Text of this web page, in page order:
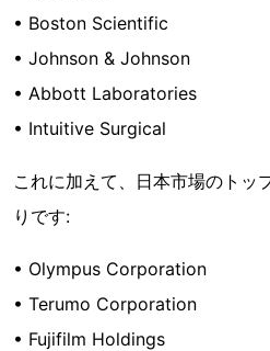
• Boston Scientific
• Johnson & Johnson
• Abbott Laboratories
• Intuitive Surgical
これに加えて、日本市場のトッ
りです:
• Olympus Corporation
• Terumo Corporation
• Fujifilm Holdings